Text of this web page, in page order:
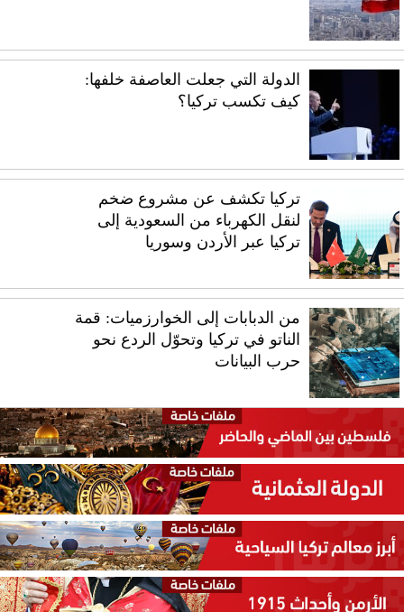
الدولة التي جعلت العاصفة خلفها:
كيف تكسب تركيا؟
تركيا تكشف عن مشروع ضخم
لنقل الكهرباء من السعودية إلى
تركيا عبر الأردن وسوريا
من الدبابات إلى الخوارزميات: قمة
الناتو في تركيا وتحوّل الردع نحو
حرب البيانات